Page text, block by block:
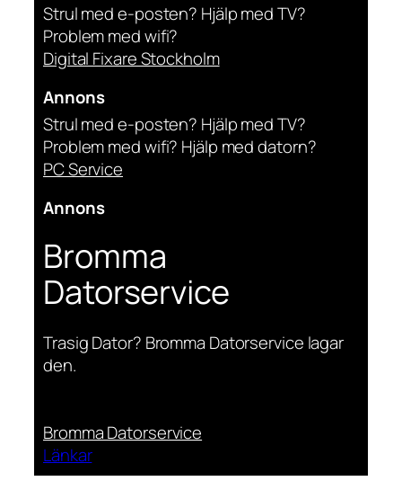
Strul med e-posten? Hjälp med TV?
Problem med wifi?
Digital Fixare Stockholm
Annons
Strul med e-posten? Hjälp med TV?
Problem med wifi? Hjälp med datorn?
PC Service
Annons
Bromma
Datorservice
Trasig Dator? Bromma Datorservice lagar
den.
Bromma Datorservice
Länkar